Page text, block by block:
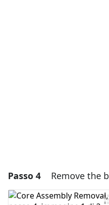
Passo 4 Remove the